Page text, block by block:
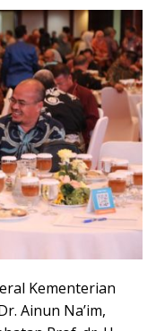
Kementerian
Ainun Na’im,